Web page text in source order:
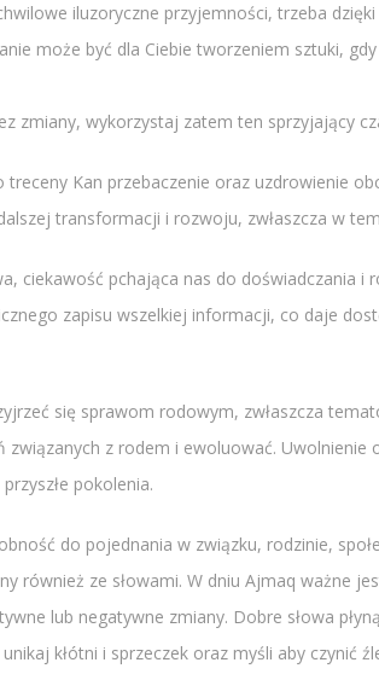
iluzoryczne przyjemności, trzeba
może być dla Ciebie tworzeniem sztuki,
zmiany, wykorzystaj zatem ten sprzyjający
treceny Kan przebaczenie oraz uzdrowienie
transformacji i rozwoju, zwłaszcza w
ciekawość pchająca nas do doświadczania
zapisu wszelkiej informacji, co daje
się sprawom rodowym, zwłaszcza
związanych z rodem i ewoluować.
pokolenia.
do pojednania w związku, rodzinie,
również ze słowami. W dniu Ajmaq ważne
lub negatywne zmiany. Dobre słowa
kłótni i sprzeczek oraz myśli aby czynić